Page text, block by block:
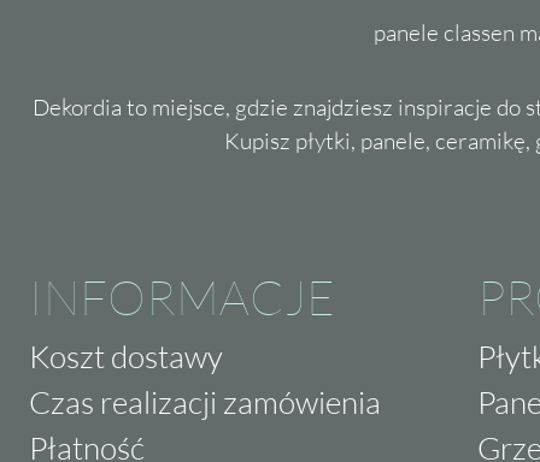
panele classen
Dekordia to miejsce, gdzie znajdziesz inspiracje do
Kupisz płytki, panele,
INFORMACJE
Koszt dostawy
Czas realizacji zamówienia
Płatność